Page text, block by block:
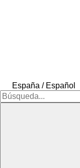
España / Español